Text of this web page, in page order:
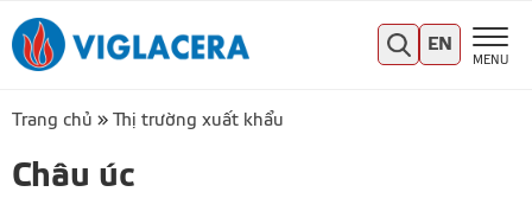
MENU
EN
Trang chủ » Thị trường xuất khẩu
Châu úc